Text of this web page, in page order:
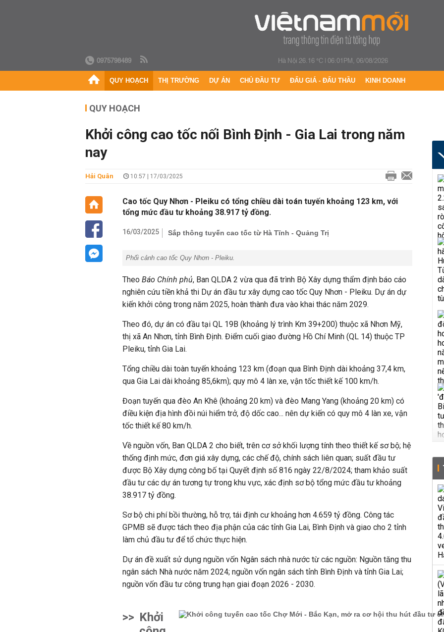
0975798489 Hà Nội 26.16 °C|06:01PM, 06/08/2026
QUY HOẠCH THỊ TRƯỜNG DỰ ÁN CHỦ ĐẦU TƯ ĐẤU GIÁ - ĐẤU THẦU KINH DOANH
QUY HOẠCH
Khởi công cao tốc nối Bình Định - Gia Lai trong năm
nay
Hải Quân 10:57 | 17/03/2025
Cao tốc Quy Nhơn - Pleiku có tổng chiều dài toán tuyến khoảng 123 km, với
tổng mức đầu tư khoảng 38.917 tỷ đồng.
16/03/2025 Sắp thông tuyến cao tốc từ Hà Tĩnh - Quảng Trị
Phối cảnh cao tốc Quy Nhơn - Pleiku.
Theo Báo Chính phủ, Ban QLDA 2 vừa qua đã trình Bộ Xây dựng thẩm định báo cáo
nghiên cứu tiền khả thi Dự án đầu tư xây dựng cao tốc Quy Nhơn - Pleiku. Dự án dự
kiến khởi công trong năm 2025, hoàn thành đưa vào khai thác năm 2029.
Theo đó, dự án có đầu tại QL 19B (khoảng lý trình Km 39+200) thuộc xã Nhơn Mỹ,
thị xã An Nhơn, tỉnh Bình Định. Điểm cuối giao đường Hồ Chí Minh (QL 14) thuộc TP
Pleiku, tỉnh Gia Lai.
Tổng chiều dài toàn tuyến khoảng 123 km (đoạn qua Bình Định dài khoảng 37,4 km,
qua Gia Lai dài khoảng 85,6km); quy mô 4 làn xe, vận tốc thiết kế 100 km/h.
Đoạn tuyến qua đèo An Khê (khoảng 20 km) và đèo Mang Yang (khoảng 20 km) có
điều kiện địa hình đồi núi hiểm trở, độ dốc cao... nên dự kiến có quy mô 4 làn xe, vận
tốc thiết kế 80 km/h.
Về nguồn vốn, Ban QLDA 2 cho biết, trên cơ sở khối lượng tính theo thiết kế sơ bộ; hệ
thống định mức, đơn giá xây dựng, các chế độ, chính sách liên quan; suất đầu tư
được Bộ Xây dựng công bố tại Quyết định số 816 ngày 22/8/2024; tham khảo suất
đầu tư các dự án tương tự trong khu vực, xác định sơ bộ tổng mức đầu tư khoảng
38.917 tỷ đồng.
Sơ bộ chi phí bồi thường, hỗ trợ, tái định cư khoảng hơn 4.659 tỷ đồng. Công tác
GPMB sẽ được tách theo địa phận của các tỉnh Gia Lai, Bình Định và giao cho 2 tỉnh
làm chủ đầu tư để tổ chức thực hiện.
Dự án đề xuất sử dụng nguồn vốn Ngân sách nhà nước từ các nguồn: Nguồn tăng thu
ngân sách Nhà nước năm 2024; nguồn vốn ngân sách tỉnh Bình Định và tỉnh Gia Lai;
nguồn vốn đầu tư công trung hạn giai đoạn 2026 - 2030.
>> Khởi